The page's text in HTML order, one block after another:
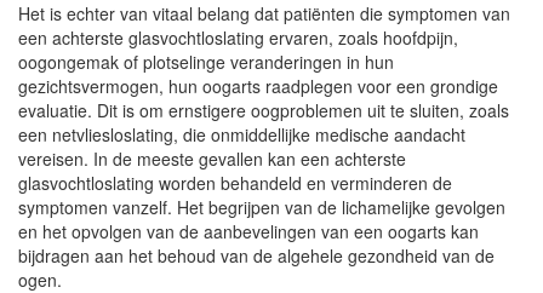
Het is echter van vitaal belang dat patiënten die symptomen van
een achterste glasvochtloslating ervaren, zoals hoofdpijn,
oogongemak of plotselinge veranderingen in hun
gezichtsvermogen, hun oogarts raadplegen voor een grondige
evaluatie. Dit is om ernstigere oogproblemen uit te sluiten, zoals
een netvliesloslating, die onmiddellijke medische aandacht
vereisen. In de meeste gevallen kan een achterste
glasvochtloslating worden behandeld en verminderen de
symptomen vanzelf. Het begrijpen van de lichamelijke gevolgen
en het opvolgen van de aanbevelingen van een oogarts kan
bijdragen aan het behoud van de algehele gezondheid van de
ogen.